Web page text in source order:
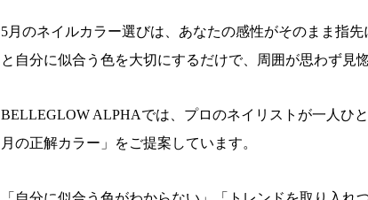
5月のネイルカラー選びは、あなたの感性がそのまま指
と自分に似合う色を大切にするだけで、周囲が思わず見
BELLEGLOW ALPHAでは、プロのネイリストが一人ひ
月の正解カラー」をご提案しています。